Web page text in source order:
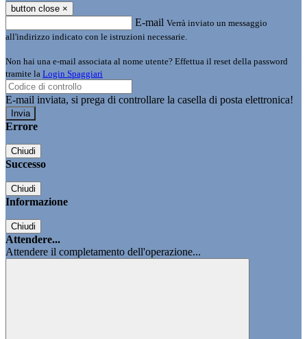
button close ×
E-mail Verrà inviato un messaggio
all'indirizzo indicato con le istruzioni necessarie.
Non hai una e-mail associata al nome utente? Effettua il reset della password
tramite la Login Spaggiari
E-mail inviata, si prega di controllare la casella di posta elettronica!
Errore
Chiudi
Successo
Chiudi
Informazione
Chiudi
Attendere...
Attendere il completamento dell'operazione...